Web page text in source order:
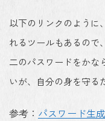
以下のリンクのように
れるツールもあるので
二のパスワードをかな
いが、自分の身を守る
参考： パスワード生